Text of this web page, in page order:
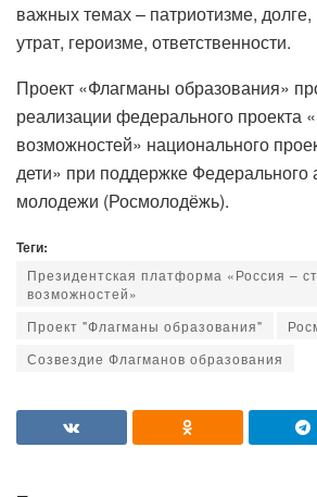
важных темах – патриотизме,
утрат, героизме, ответственности.
Проект «Флагманы образования»
реализации федерального проекта
возможностей» национального
дети» при поддержке Федерального
молодежи (Росмолодёжь).
Теги:
Президентская платформа «Россия –
возможностей»
Проект "Флагманы образования"
Созвездие Флагманов образования